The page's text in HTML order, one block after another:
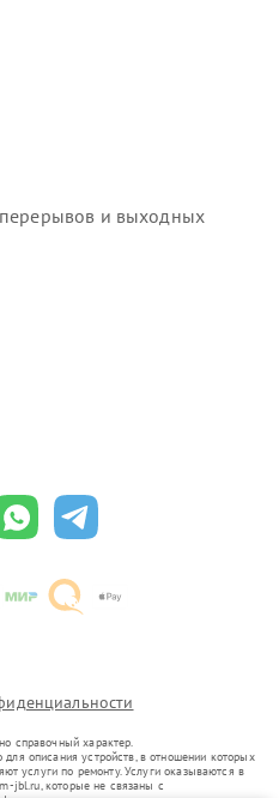
и выходных
справочный характер.
описания устройств, в отношении которых
услуги по ремонту. Услуги оказываются в
jbl.ru, которые не связаны с